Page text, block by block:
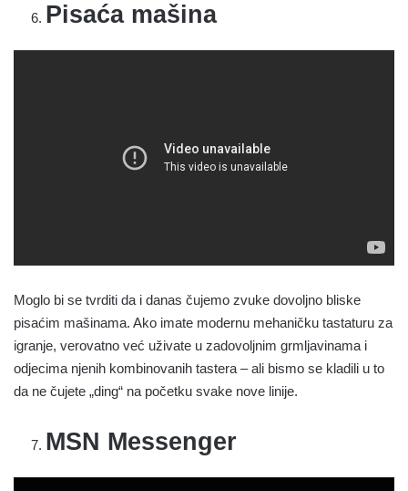
Pisaća mašina
Moglo bi se tvrditi da i danas čujemo zvuke dovoljno bliske
pisaćim mašinama. Ako imate modernu mehaničku tastaturu za
igranje, verovatno već uživate u zadovoljnim grmljavinama i
odjecima njenih kombinovanih tastera – ali bismo se kladili u to
da ne čujete „ding“ na početku svake nove linije.
MSN Messenger